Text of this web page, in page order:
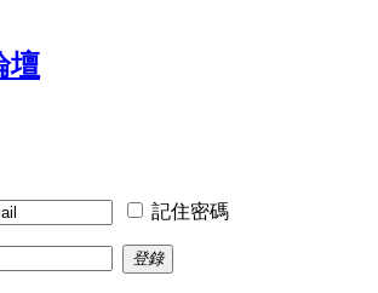
記住密碼
登錄